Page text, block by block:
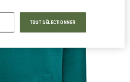
TOUT SÉLECTIONNER